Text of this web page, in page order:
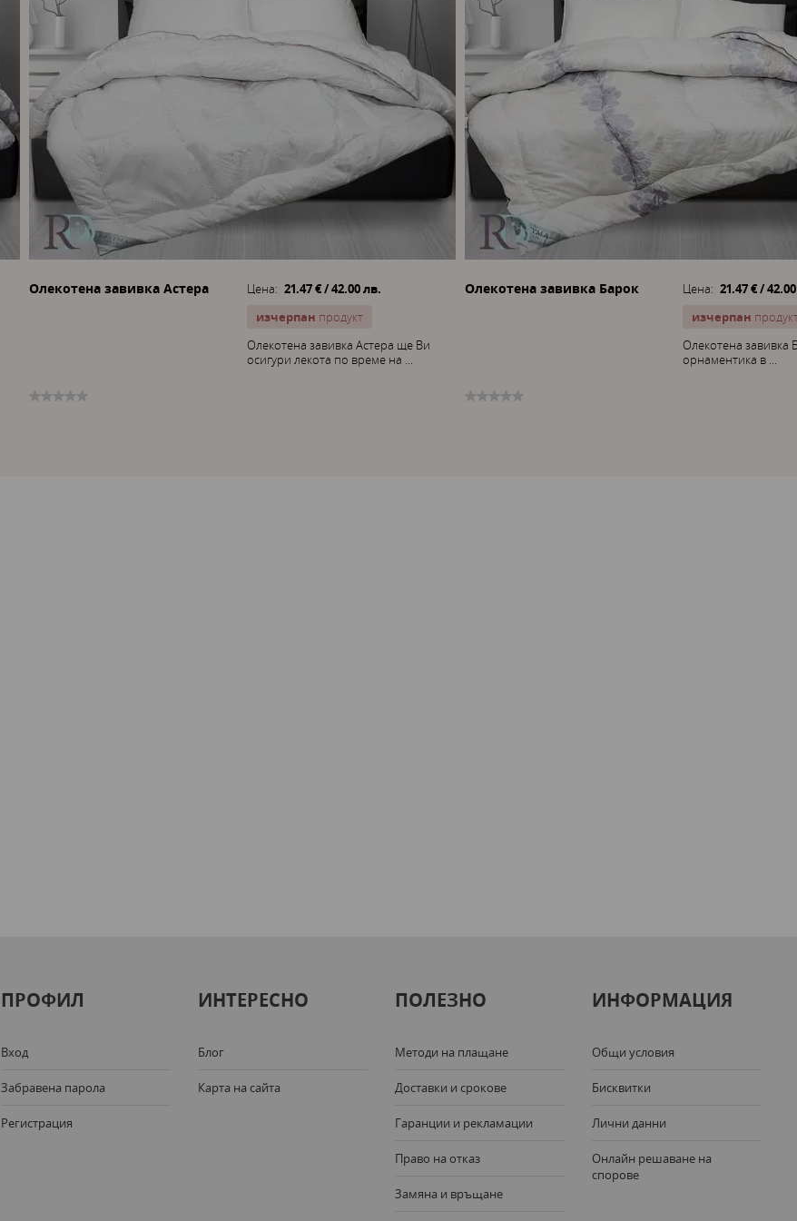
Олекотена завивка Астера Цена: 21.47 € / 42.00 лв.
изчерпан продукт
Олекотена завивка Астера ще Ви
осигури лекота по време на ...
Олекотена завивка Барок Цена: 21.47 € /
изчерпан
Олекотена завивка
орнаментика в ...
ПРОФИЛ
Вход
Забравена парола
Регистрация
ИНТЕРЕСНО
Блог
Карта на сайта
ПОЛЕЗНО
Методи на плащане
Доставки и срокове
Гаранции и рекламации
Право на отказ
Замяна и връщане
ИНФОРМАЦИЯ
Общи условия
Бисквитки
Лични данни
Онлайн решаване на
спорове